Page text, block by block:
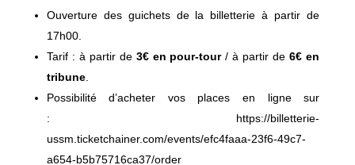
Ouverture des guichets de la billetterie à partir de
17h00.
Tarif : à partir de 3€ en pour-tour/ à partir de6€ en
tribune.
Possibilité d’acheter vos places en ligne sur
: https://billetterie-
ussm.ticketchainer.com/events/efc4faaa-23f6-49c7-
a654-b5b75716ca37/order